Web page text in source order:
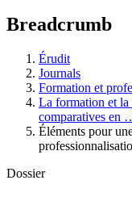
Breadcrumb
Érudit
Journals
Formation et
La formation et la
comparatives en
Éléments pour
Dossier